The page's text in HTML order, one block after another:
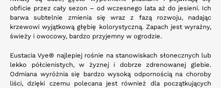
obficie przez cały sezon – od wczesnego lata aż do jesieni. Ich
barwa subtelnie zmienia się wraz z fazą rozwoju, nadając
krzewowi wyjątkową głębię kolorystyczną. Zapach jest wyraźny,
świeży i owocowy, bardzo przyjemny w ogrodzie.
Eustacia Vye® najlepiej rośnie na stanowiskach słonecznych lub
lekko półcienistych, w żyznej i dobrze zdrenowanej glebie.
Odmiana wyróżnia się bardzo wysoką odpornością na choroby
liści, dzięki czemu polecana jest również dla początkujących